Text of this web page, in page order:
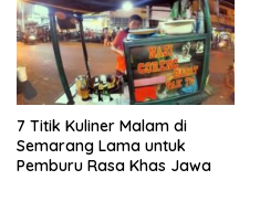
7 Titik Kuliner Malam di
Semarang Lama untuk
Pemburu Rasa Khas Jawa